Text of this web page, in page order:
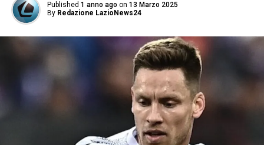
Published 1 anno ago on 13 Marzo 2025
By Redazione LazioNews24